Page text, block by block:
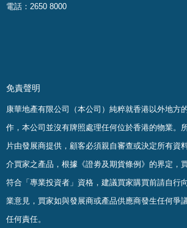
電話：2650 8000
免責聲明
康華地產有限公司（本公司）純粹就香港以外地方
作，本公司並沒有牌照處理任何位於香港的物業。
片由發展商提供，顧客必須親自審查或決定所有資
介買家之產品，根據《證劵及期貨條例》的界定，
符合「專業投資者」資格，建議買家購買前請自行
業意見，買家如與發展商或產品供應商發生任何爭
任何責任。